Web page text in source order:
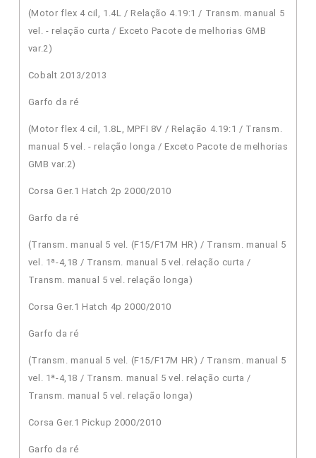
(Motor flex 4 cil, 1.4L / Relação 4.19:1 / Transm. manual 5
vel. - relação curta / Exceto Pacote de melhorias GMB
var.2)
Cobalt 2013/2013
Garfo da ré
(Motor flex 4 cil, 1.8L, MPFI 8V / Relação 4.19:1 / Transm.
manual 5 vel. - relação longa / Exceto Pacote de melhorias
GMB var.2)
Corsa Ger.1 Hatch 2p 2000/2010
Garfo da ré
(Transm. manual 5 vel. (F15/F17M HR) / Transm. manual 5
vel. 1ª-4,18 / Transm. manual 5 vel. relação curta /
Transm. manual 5 vel. relação longa)
Corsa Ger.1 Hatch 4p 2000/2010
Garfo da ré
(Transm. manual 5 vel. (F15/F17M HR) / Transm. manual 5
vel. 1ª-4,18 / Transm. manual 5 vel. relação curta /
Transm. manual 5 vel. relação longa)
Corsa Ger.1 Pickup 2000/2010
Garfo da ré